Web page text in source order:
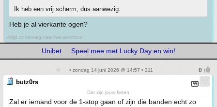
Ik heb een vrij scherm, dus aanwezig.
Heb je al vierkante ogen?
Altijd onderweg naar het avontuur
Unibet Speel mee met Lucky Day en win!
• zondag 14 juni 2026 @ 14:57 • 211
butz0rs
Dat zijn jouw feiten
Zal er iemand voor de 1-stop gaan of zijn die banden echt zo